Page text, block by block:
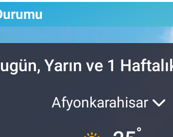
Yarın ve 1
Afyonkarahisar
°